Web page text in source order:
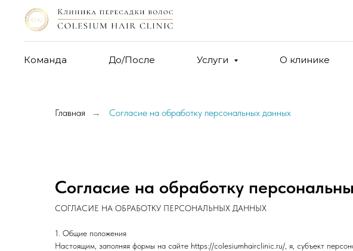
Команда До/После Услуги О клинике
Главная → Согласие на обработку персональных данных
Согласие на обработку
СОГЛАСИЕ НА ОБРАБОТКУ ПЕРСОНАЛЬНЫХ ДАННЫХ
1. Общие положения
Настоящим, заполняя формы на сайте https://colesiumhairclinic.ru/, я, субъект